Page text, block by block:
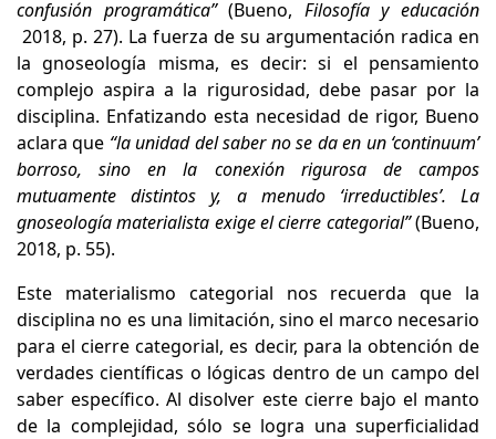
confusión programática”(Bueno, Filosofía y educación
2018, p. 27). La fuerza de su argumentación radica en
la gnoseología misma, es decir: si el pensamiento
complejo aspira a la rigurosidad, debe pasar por la
disciplina. Enfatizando esta necesidad de rigor, Bueno
aclara que “la unidad del saber no se da en un ‘continuum’
borroso, sino en la conexión rigurosa de campos
mutuamente distintos y, a menudo ‘irreductibles’. La
gnoseología materialista exige el cierre categorial”(Bueno,
2018, p. 55).
Este materialismo categorial nos recuerda que la
disciplina no es una limitación, sino el marco necesario
para el cierre categorial, es decir, para la obtención de
verdades científicas o lógicas dentro de un campo del
saber específico. Al disolver este cierre bajo el manto
de la complejidad, sólo se logra una superficialidad